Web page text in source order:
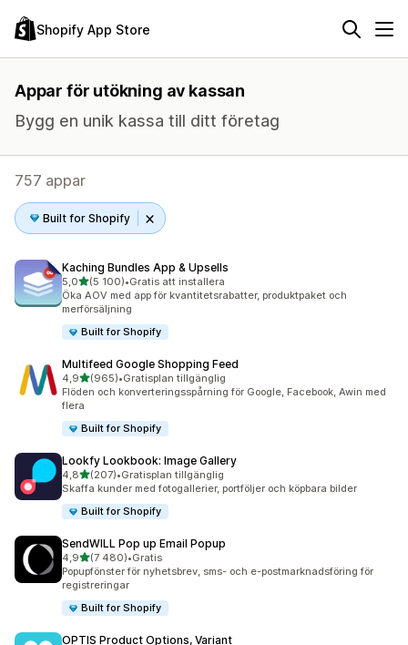
Shopify App Store
Appar för utökning av kassan
Bygg en unik kassa till ditt företag
757 appar
Built for Shopify
Kaching Bundles App & Upsells
5,0av 5 stjärnor
(5 100)
5100 recensioner totalt
•Gratis att installera
Öka AOV med app för kvantitetsrabatter, produktpaket och
merförsäljning
Built for Shopify
Multifeed Google Shopping Feed
4,9av 5 stjärnor
(965)
965 recensioner totalt
•Gratisplan tillgänglig
Flöden och konverteringsspårning för Google, Facebook, Awin med
flera
Built for Shopify
Lookfy Lookbook: Image Gallery
4,8av 5 stjärnor
(207)
207 recensioner totalt
•Gratisplan tillgänglig
Skaffa kunder med fotogallerier, portföljer och köpbara bilder
Built for Shopify
SendWILL Pop up Email Popup
4,9av 5 stjärnor
(7 480)
7480 recensioner totalt
•Gratis
Popupfönster för nyhetsbrev, sms- och e-postmarknadsföring för
registreringar
Built for Shopify
OPTIS Product Options, Variant